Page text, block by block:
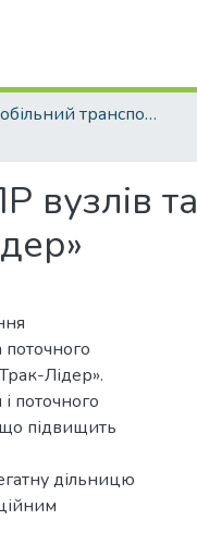
Автомобільний транспорт (рівень бакалавр)
вузлів та
поточного
Лідер».
поточного
що підвищить
дільницю